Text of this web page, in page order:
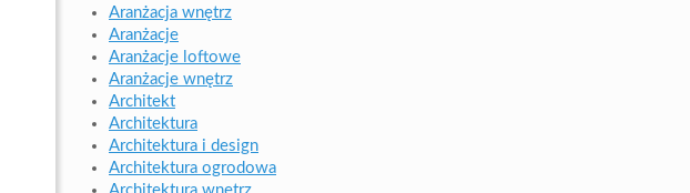
Aranżacja wnętrz
Aranżacje
Aranżacje loftowe
Aranżacje wnętrz
Architekt
Architektura
Architektura i design
Architektura ogrodowa
Architektura wnętrz